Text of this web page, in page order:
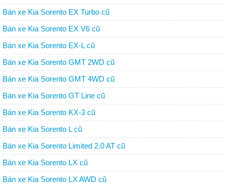
Bán xe Kia Sorento EX Turbo cũ
Bán xe Kia Sorento EX V6 cũ
Bán xe Kia Sorento EX-L cũ
Bán xe Kia Sorento GMT 2WD cũ
Bán xe Kia Sorento GMT 4WD cũ
Bán xe Kia Sorento GT Line cũ
Bán xe Kia Sorento KX-3 cũ
Bán xe Kia Sorento L cũ
Bán xe Kia Sorento Limited 2.0 AT cũ
Bán xe Kia Sorento LX cũ
Bán xe Kia Sorento LX AWD cũ